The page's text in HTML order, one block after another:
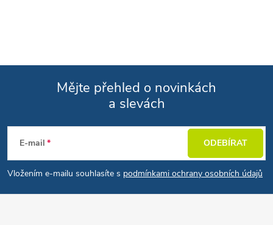
Mějte přehled o novinkách
a slevách
E-mail
Vložením e-mailu souhlasíte s podmínkami ochrany osobních údajů
ODEBÍRAT